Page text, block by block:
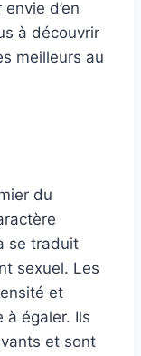
d’en
à découvrir
meilleurs au
du
se traduit
sexuel. Les
et
à égaler. Ils
et sont